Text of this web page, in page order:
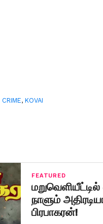
CRIME,KOVAI
FEATURED
நாளும்
பிரபாகரன்!